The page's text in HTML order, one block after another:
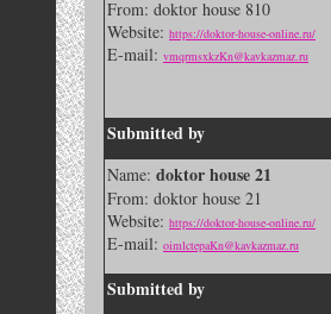
From: doktor house 810
Website: https://doktor-house-online.ru/
E-mail: vmqrmsxkzKn@kavkazmaz.ru
Submitted by
Name: doktor house 21
From: doktor house 21
Website: https://doktor-house-online.ru/
E-mail: oimlctepaKn@kavkazmaz.ru
Submitted by